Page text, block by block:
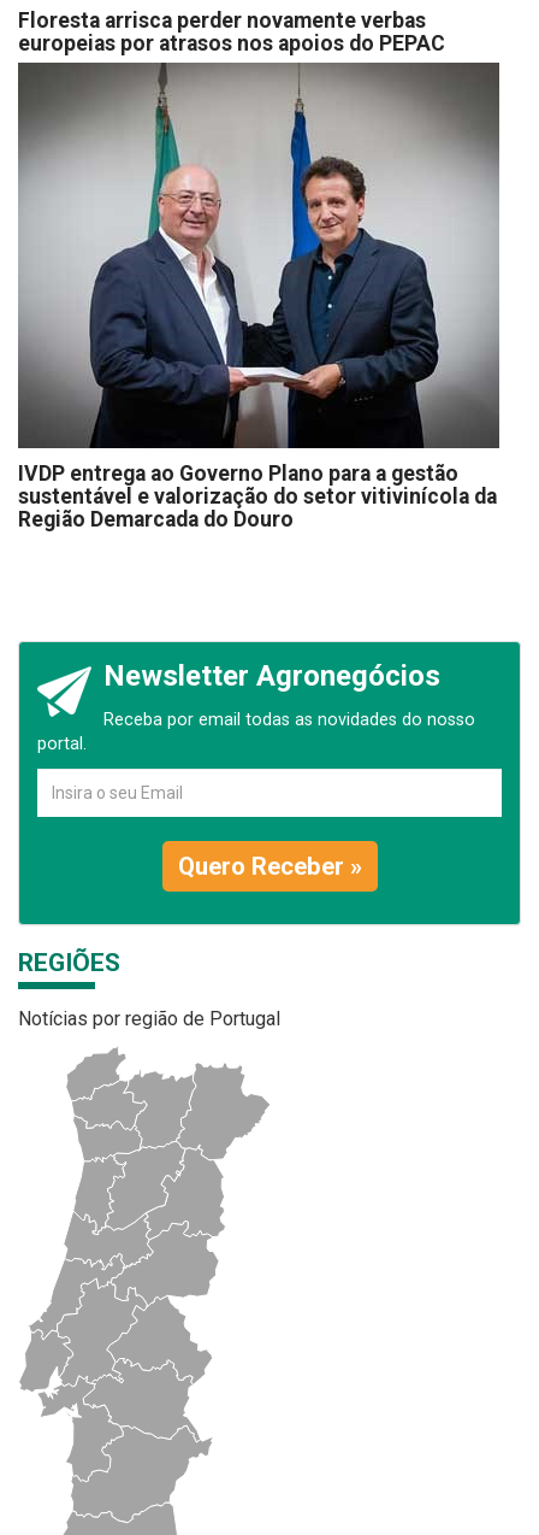
Floresta arrisca perder novamente verbas
europeias por atrasos nos apoios do PEPAC
IVDP entrega ao Governo Plano para a gestão
sustentável e valorização do setor vitivinícola da
Região Demarcada do Douro
Newsletter Agronegócios
Receba por email todas as novidades do nosso
portal.
Quero Receber »
REGIÕES
Notícias por região de Portugal